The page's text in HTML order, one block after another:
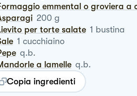
Formaggio emmental o groviera a
Asparagi 200 g
Lievito per torte salate 1 bustina
Sale 1 cucchiaino
Pepe q.b.
Mandorle a lamelle q.b.
Copia ingredienti